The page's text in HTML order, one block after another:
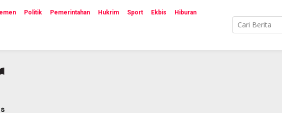
Politik Pemerintahan Hukrim Sport Ekbis Hiburan